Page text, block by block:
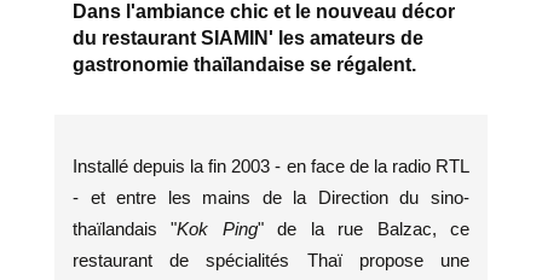
Dans l'ambiance chic et le nouveau décor
du restaurant SIAMIN' les amateurs de
gastronomie thaïlandaise se régalent.
Installé depuis la fin 2003 - en face de la radio RTL
- et entre les mains de la Direction du sino-
thaïlandais "Kok Ping" de la rue Balzac, ce
restaurant de spécialités Thaï propose une